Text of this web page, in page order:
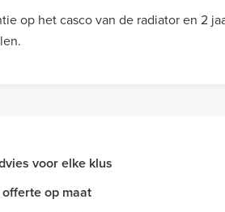
op het casco van de radiator en 2
voor elke klus
op maat